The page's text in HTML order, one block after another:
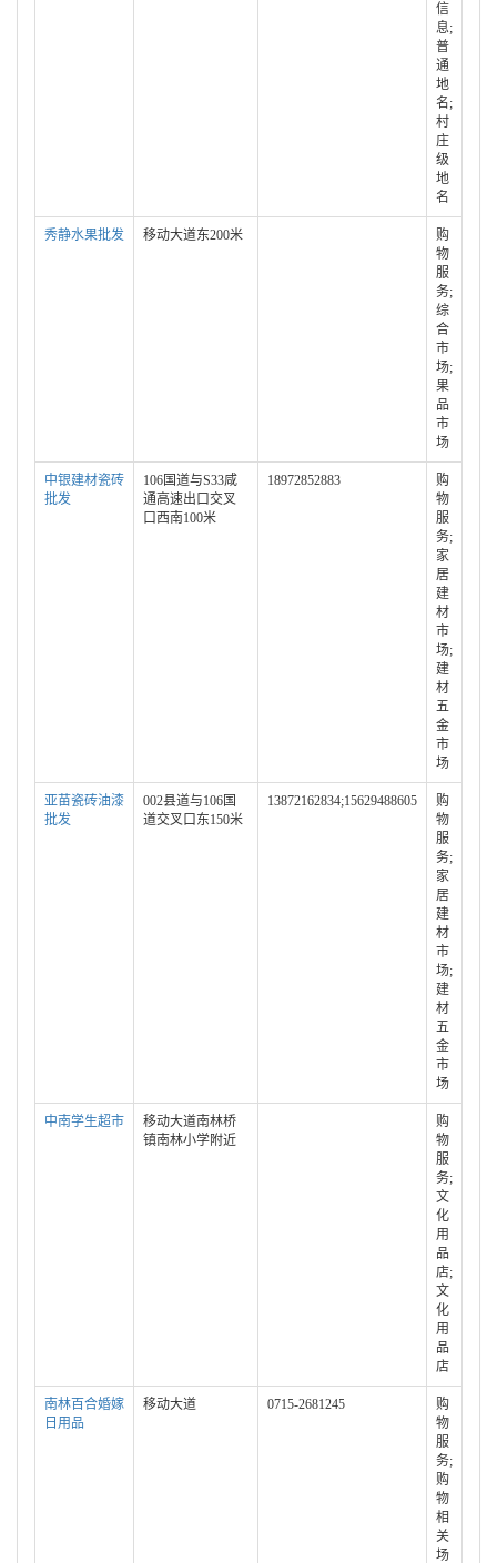
信
息;
普
通
地
名;
村
庄
级
地
名
秀静水果批发 移动大道东200米
购
物
服
务;
综
合
市
场;
果
品
市
场
中银建材瓷砖
批发
106国道与S33咸
通高速出口交叉
口西南100米
18972852883
购
物
服
务;
家
居
建
材
市
场;
建
材
五
金
市
场
亚苗瓷砖油漆
批发
002县道与106国
道交叉口东150米
13872162834;15629488605
购
物
服
务;
家
居
建
材
市
场;
建
材
五
金
市
场
中南学生超市
移动大道南林桥
镇南林小学附近
购
物
服
务;
文
化
用
品
店;
文
化
用
品
店
南林百合婚嫁
日用品
移动大道 0715-2681245
购
物
服
务;
购
物
相
关
场